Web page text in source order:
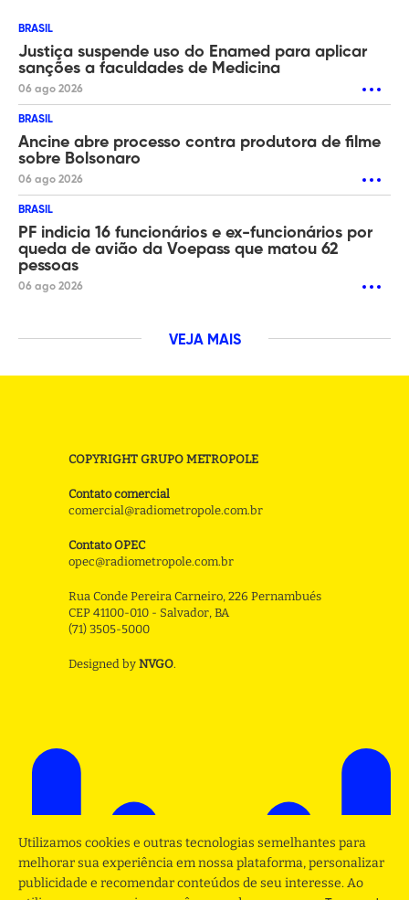
BRASIL
Justiça suspende uso do Enamed para aplicar
sanções a faculdades de Medicina
06 ago 2026
BRASIL
Ancine abre processo contra produtora de filme
sobre Bolsonaro
06 ago 2026
BRASIL
PF indicia 16 funcionários e ex-funcionários por
queda de avião da Voepass que matou 62
pessoas
06 ago 2026
VEJA MAIS
COPYRIGHT GRUPO METROPOLE
Contato comercial
comercial@radiometropole.com.br
Contato OPEC
opec@radiometropole.com.br
Rua Conde Pereira Carneiro, 226 Pernambués
CEP 41100-010 - Salvador, BA
(71) 3505-5000
Designed by NVGO.
Utilizamos cookies e outras tecnologias semelhantes para
melhorar sua experiência em nossa plataforma, personalizar
publicidade e recomendar conteúdos de seu interesse. Ao